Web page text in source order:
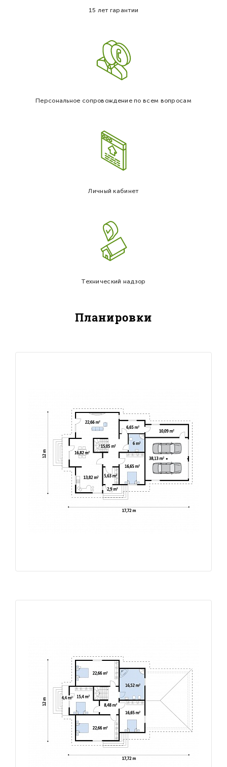
15 лет гарантии
Персональное сопровождение по всем вопросам
Личный кабинет
Технический надзор
Планировки